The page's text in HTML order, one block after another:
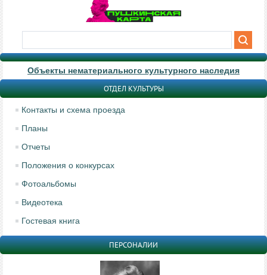
Объекты нематериального культурного наследия
ОТДЕЛ КУЛЬТУРЫ
Контакты и схема проезда
Планы
Отчеты
Положения о конкурсах
Фотоальбомы
Видеотека
Гостевая книга
ПЕРСОНАЛИИ